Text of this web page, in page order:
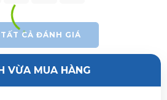
CẢ ĐÁNH GIÁ
VỪA MUA HÀNG
mua
muaMáy Lạnh Reetech